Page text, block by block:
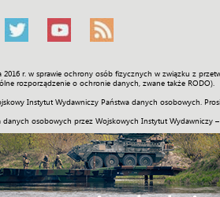
r. w sprawie ochrony osób fizycznych w związku z
rozporządzenie o ochronie danych, zwane także RODO).
Instytut Wydawniczy Państwa danych osobowych.
osobowych przez Wojskowych Instytut Wydawniczy –
Historia Galerie Wideo